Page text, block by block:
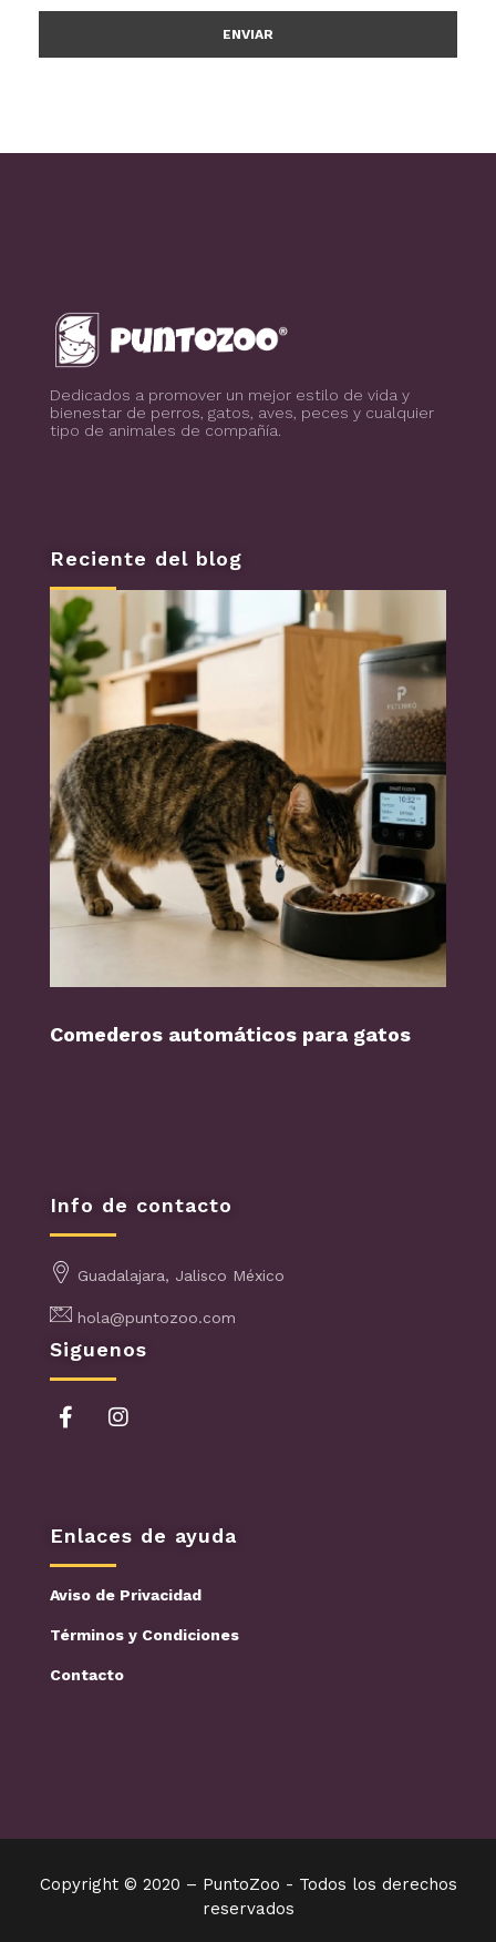
PuntoZoo
Dedicados a promover un mejor estilo de vida y
bienestar de perros, gatos, aves, peces y cualquier
tipo de animales de compañía.
Reciente del blog
Comederos automáticos para gatos
Info de contacto
Guadalajara, Jalisco México
hola@puntozoo.com
Siguenos
Enlaces de ayuda
Aviso de Privacidad
Términos y Condiciones
Contacto
Copyright © 2020 – PuntoZoo - Todos los derechos
reservados